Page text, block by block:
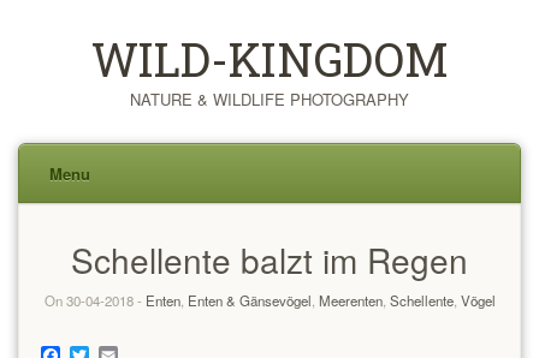
WILD-KINGDOM
NATURE & WILDLIFE PHOTOGRAPHY
Menu
contentSchellente balzt im Regen
On 30-04-2018 - Enten, Enten & Gänsevögel Meerenten, Schellente, Vögel